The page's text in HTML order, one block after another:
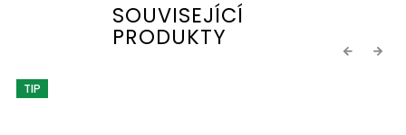
SOUVISEJÍCÍ
PRODUKTY Previous
TIP
Next